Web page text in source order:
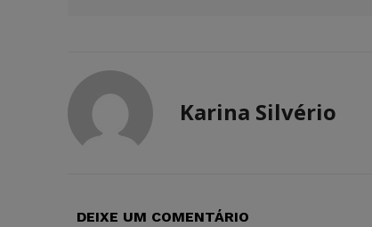
Karina Silvério
DEIXE UM COMENTÁRIO